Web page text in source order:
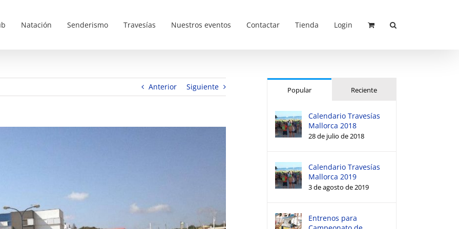
Natación Senderismo Travesías Nuestros eventos Contactar Tienda Login
Anterior Siguiente Popular Reciente
Calendario Travesías
Mallorca 2018
28 de julio de 2018
Calendario Travesías
Mallorca 2019
3 de agosto de 2019
Entrenos para